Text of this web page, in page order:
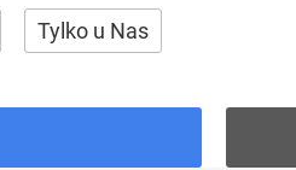
Tylko u Nas